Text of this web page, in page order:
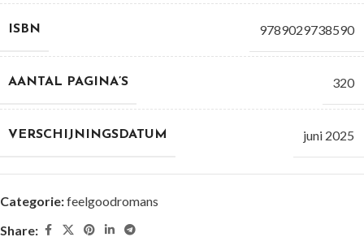
ISBN 9789029738590
AANTAL PAGINA’S 320
VERSCHIJNINGSDATUM juni 2025
Categorie:feelgoodromans
Share: